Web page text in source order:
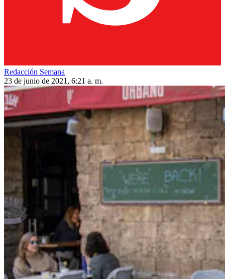
Redacción Semana
23 de junio de 2021, 6:21 a. m.